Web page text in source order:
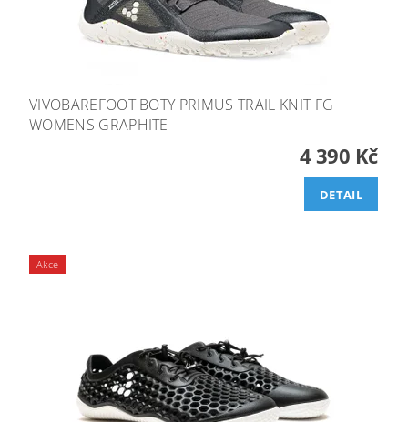
VIVOBAREFOOT BOTY PRIMUS TRAIL KNIT FG
WOMENS GRAPHITE
4 390 Kč
DETAIL
Akce